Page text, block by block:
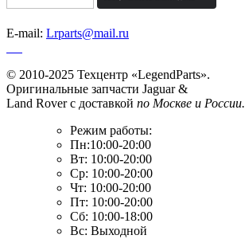
E-mail: Lrparts@mail.ru
© 2010-2025 Техцентр «LegendParts».
Оригинальные запчасти Jaguar &
Land Rover с доставкой по Москве и России.
Режим работы:
Пн:10:00-20:00
Вт: 10:00-20:00
Ср: 10:00-20:00
Чт: 10:00-20:00
Пт: 10:00-20:00
Сб: 10:00-18:00
Вс: Выходной